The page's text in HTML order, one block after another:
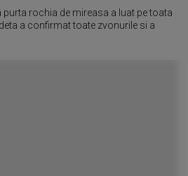
purta rochia de mireasa a luat pe toata
a confirmat toate zvonurile si a